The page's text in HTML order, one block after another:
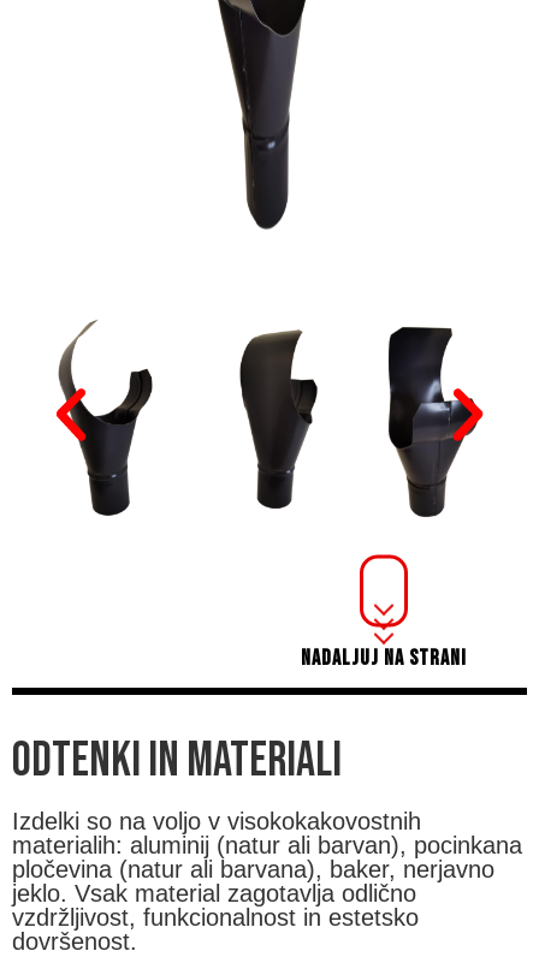
NADALJUJ NA STRANI
ODTENKI IN MATERIALI
Izdelki so na voljo v visokokakovostnih
materialih: aluminij (natur ali barvan), pocinkana
pločevina (natur ali barvana), baker, nerjavno
jeklo. Vsak material zagotavlja odlično
vzdržljivost, funkcionalnost in estetsko
dovršenost.